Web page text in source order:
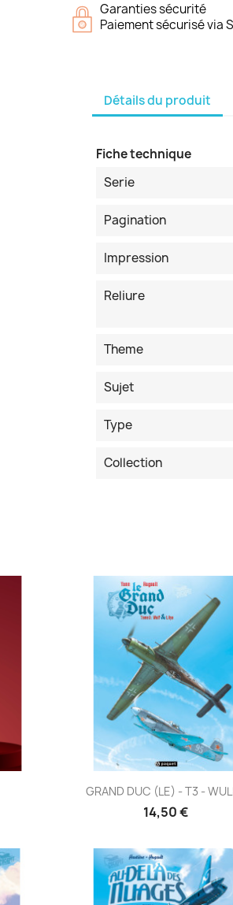
Garanties sécurité
Paiement sécurisé via
Détails du produit
Fiche technique
Serie
Pagination
Impression
Reliure
Theme
Sujet
Type
Collection
Aperçu rapide
GRAND DUC (LE) - T3 -
14,50 €